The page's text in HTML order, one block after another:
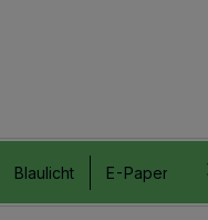
Blaulicht E-Paper